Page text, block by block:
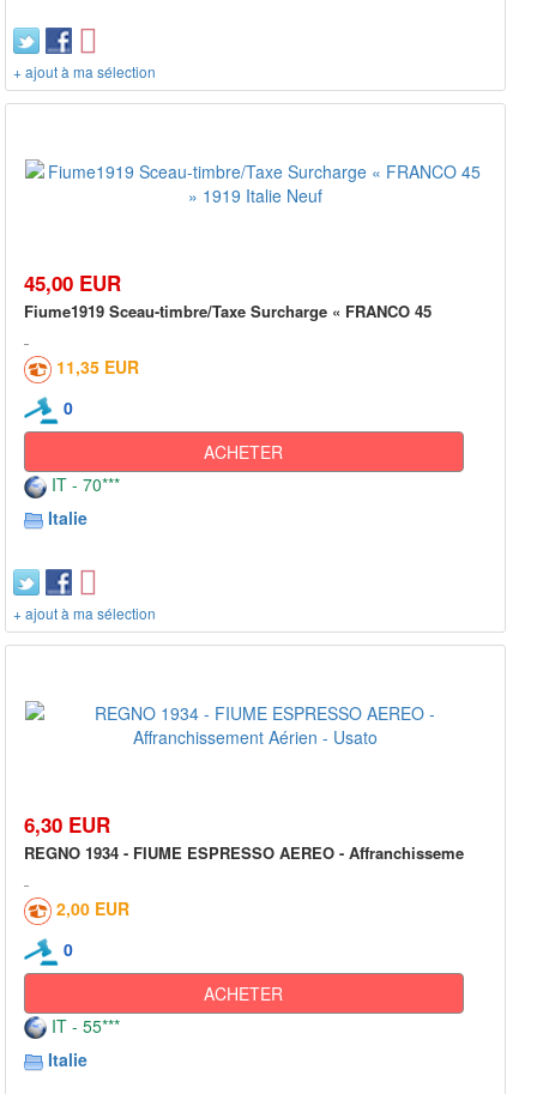
+ ajout à ma sélection
45,00 EUR
Fiume1919 Sceau-timbre/Taxe Surcharge « FRANCO 45
11,35 EUR
0
ACHETER
IT - 70***
Italie
+ ajout à ma sélection
6,30 EUR
REGNO 1934 - FIUME ESPRESSO AEREO - Affranchisseme
2,00 EUR
0
ACHETER
IT - 55***
Italie